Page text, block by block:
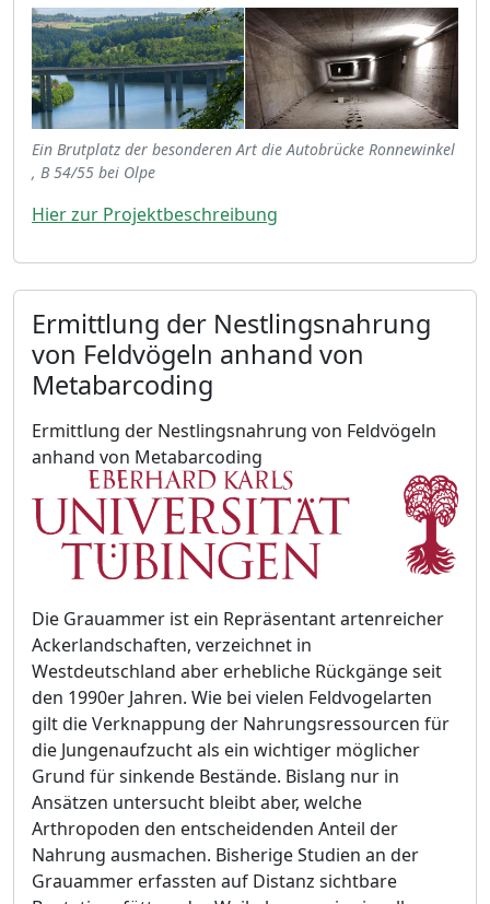
Ein Brutplatz der besonderen Art die Autobrücke Ronnewinkel
, B 54/55 bei Olpe
Hier zur Projektbeschreibung
Ermittlung der Nestlingsnahrung
von Feldvögeln anhand von
Metabarcoding
Ermittlung der Nestlingsnahrung von Feldvögeln
anhand von Metabarcoding
Die Grauammer ist ein Repräsentant artenreicher
Ackerlandschaften, verzeichnet in
Westdeutschland aber erhebliche Rückgänge seit
den 1990er Jahren. Wie bei vielen Feldvogelarten
gilt die Verknappung der Nahrungsressourcen für
die Jungenaufzucht als ein wichtiger möglicher
Grund für sinkende Bestände. Bislang nur in
Ansätzen untersucht bleibt aber, welche
Arthropoden den entscheidenden Anteil der
Nahrung ausmachen. Bisherige Studien an der
Grauammer erfassten auf Distanz sichtbare